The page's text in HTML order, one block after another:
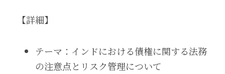
【詳細】
テーマ：インドにおける債権に関する法務
の注意点とリスク管理について